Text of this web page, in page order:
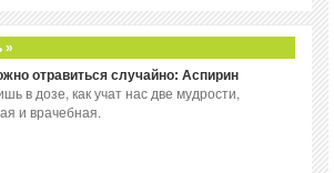
»
отравиться случайно: Аспирин
в дозе, как учат нас две мудрости,
и врачебная.